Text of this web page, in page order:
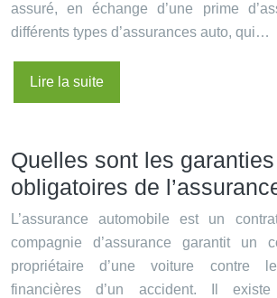
assuré, en échange d’une prime
différents types d’assurances auto, qui…
Lire la suite
Quelles sont les garanties
obligatoires de
L’assurance automobile est un
compagnie d’assurance garantit un
propriétaire d’une voiture contre
financières d’un accident. Il